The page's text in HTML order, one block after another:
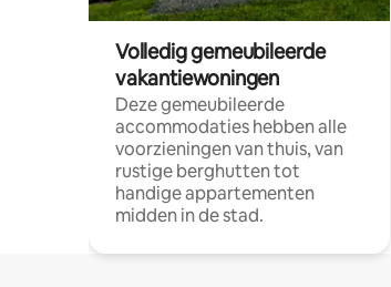
Volledig gemeubileerde
vakantiewoningen
Deze gemeubileerde
accommodaties hebben alle
voorzieningen van thuis, van
rustige berghutten tot
handige appartementen
midden in de stad.